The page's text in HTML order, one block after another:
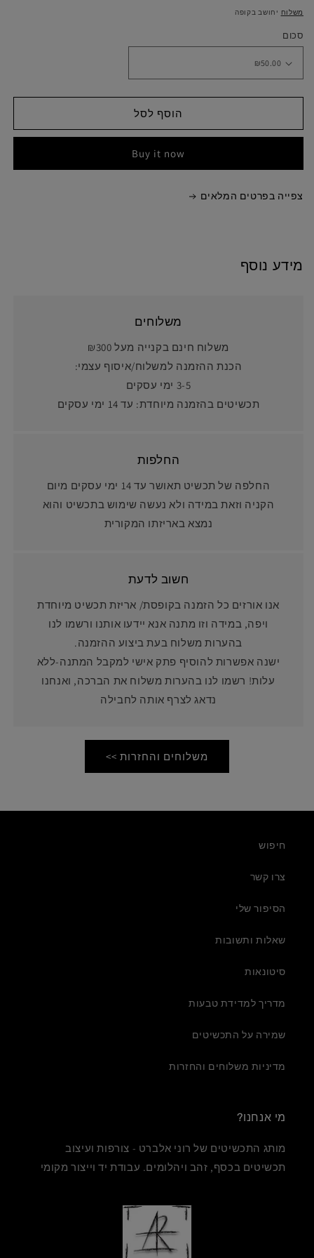
מלא
משלוח יחושב בקופה
סכום
הוסף לסל
Buy it now
צפייה בפרטים המלאים
מידע נוסף
משלוחים
משלוח חינם בקנייה מעל ₪300
הכנת ההזמנה למשלוח/איסוף עצמי:
3-5 ימי עסקים
תכשיטים בהזמנה מיוחדת: עד 14 ימי עסקים
החלפות
החלפה של תכשיט תאושר עד 14 ימי עסקים מיום
הקניה וזאת במידה ולא נעשה שימוש בתכשיט והוא
נמצא באריזתו המקורית
חשוב לדעת
אנו אורזים כל הזמנה בקופסת/ אריזת תכשיט מיוחדת
ויפה, במידה וזו מתנה אנא יידעו אותנו ורשמו לנו
בהערות משלוח בעת ביצוע ההזמנה.
ישנה אפשרות להוסיף פתק אישי למקבל המתנה-ללא
עלות! רשמו לנו בהערות משלוח את הברכה, ואנחנו
נדאג לצרף אותה לחבילה
משלוחים והחזרות >>
חיפוש
צרו קשר
הסיפור שלי
שאלות ותשובות
סיטונאות
מדריך למדידת טבעות
שמירה על התכשיטים
מדיניות משלוחים והחזרות
מי אנחנו?
מותג התכשיטים של רוני אלברט - צורפות ועיצוב
תכשיטים בכסף, זהב ויהלומים. עבודת יד וייצור מקומי